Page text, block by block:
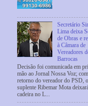
Secretário
Lima deixa
de Obras e
à Câmara de
Vereadores
Barrocas
Decisão foi comunicada em
mão ao Jornal Nossa Voz;
retorno do vereador do PSD, o
suplente Ribemar Mota
cadeira no L...